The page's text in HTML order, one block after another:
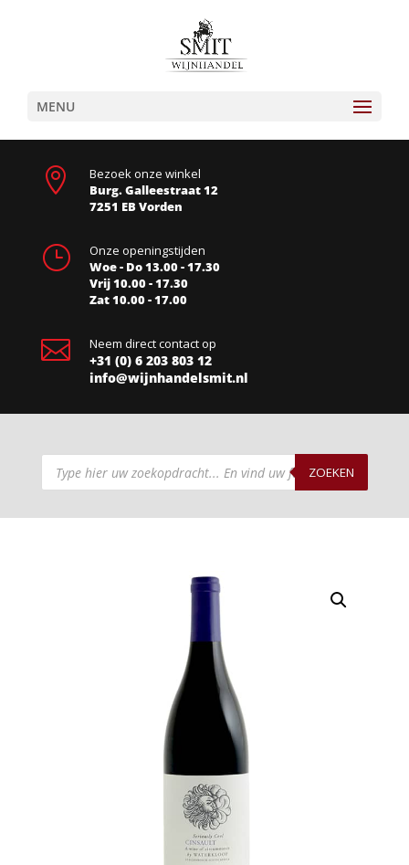
MENU

Bezoek onze winkel
Burg. Galleestraat 12
7251 EB Vorden
}
Onze openingstijden
Woe - Do 13.00 - 17.30
Vrij 10.00 - 17.30
Zat 10.00 - 17.00
 Neem direct contact op
+31 (0) 6 203 803 12
info@wijnhandelsmit.nl
Producten
zoeken ZOEKEN